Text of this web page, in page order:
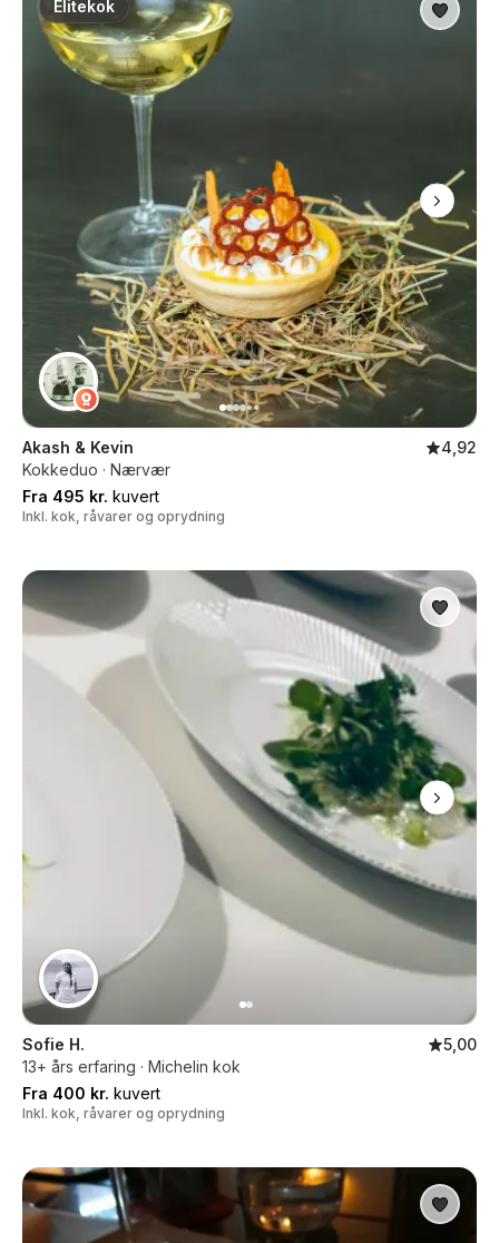
Elitekok
Akash & Kevin
4,92
Kokkeduo · Nærvær
Fra 495 kr. kuvert
Inkl. kok, råvarer og oprydning
Sofie H.
5,00
13+ års erfaring · Michelin kok
Fra 400 kr. kuvert
Inkl. kok, råvarer og oprydning